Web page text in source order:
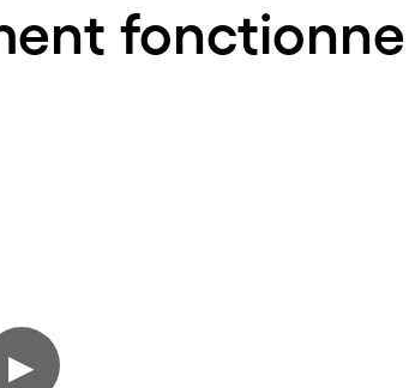
fonctionne
▶